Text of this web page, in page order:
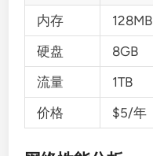
内存 128MB
硬盘
8GB
流量
1TB
价格
$5/年